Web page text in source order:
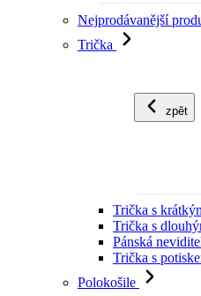
Nejprodávanější
Trička
zpět
Trička s
Trička s
Pánská
Trička s
Polokošile